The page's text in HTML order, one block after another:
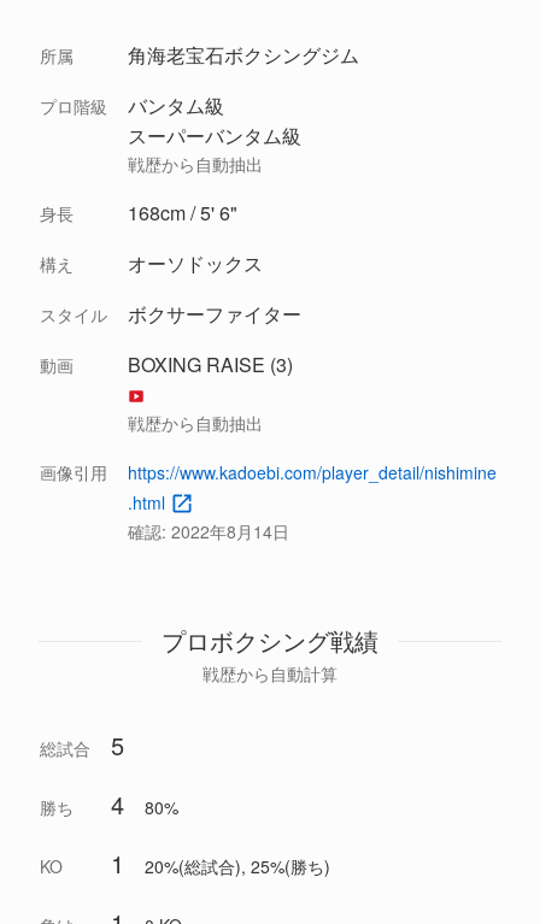
所属 角海老宝石ボクシングジム
プロ階級
バンタム級
スーパーバンタム級
戦歴から自動抽出
身長 168cm / 5' 6"
構え オーソドックス
スタイル ボクサーファイター
動画 BOXING RAISE (3)
戦歴から自動抽出
画像引用
https://www.kadoebi.com/player_detail/nishimine
.html
確認: 2022年8月14日
プロボクシング戦績
戦歴から自動計算
総試合 5
勝ち 4 80%
KO 1 20%(総試合), 25%(勝ち)